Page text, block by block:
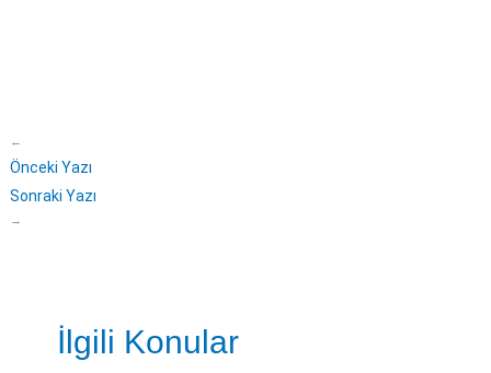
←
Önceki Yazı
Sonraki Yazı
→
İlgili Konular